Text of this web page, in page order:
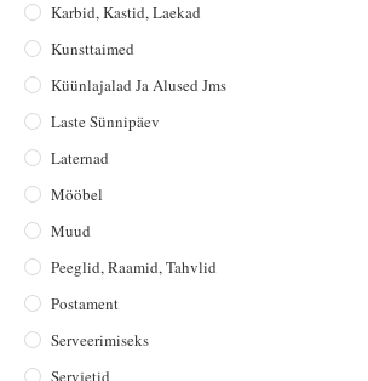
Karbid, Kastid, Laekad
Kunsttaimed
Küünlajalad Ja Alused Jms
Laste Sünnipäev
Laternad
Mööbel
Muud
Peeglid, Raamid, Tahvlid
Postament
Serveerimiseks
Servjetid